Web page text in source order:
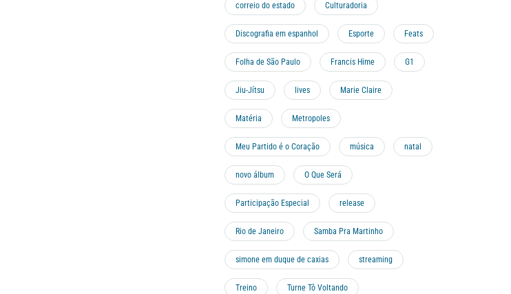
correio do estado Culturadoria
Discografia em espanhol Esporte Feats
Folha de São Paulo Francis Hime G1
Jiu-Jítsu lives Marie Claire
Matéria Metropoles
Meu Partido é o Coração música natal
novo álbum O Que Será
Participação Especial release
Rio de Janeiro Samba Pra Martinho
simone em duque de caxias streaming
Treino Turne Tô Voltando